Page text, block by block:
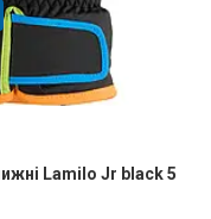
Lamilo Jr black 5